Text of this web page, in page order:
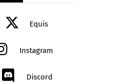
Equis
Instagram
Discord